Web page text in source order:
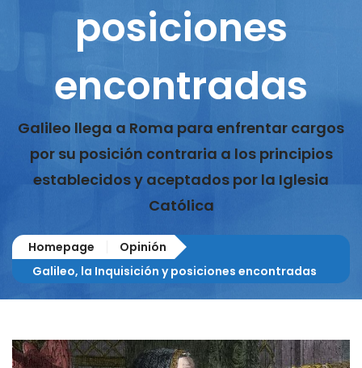
posiciones
encontradas
Galileo llega a Roma para enfrentar cargos
por su posición contraria a los principios
establecidos y aceptados por la Iglesia
Católica
Homepage
Opinión
Galileo, la Inquisición y posiciones encontradas